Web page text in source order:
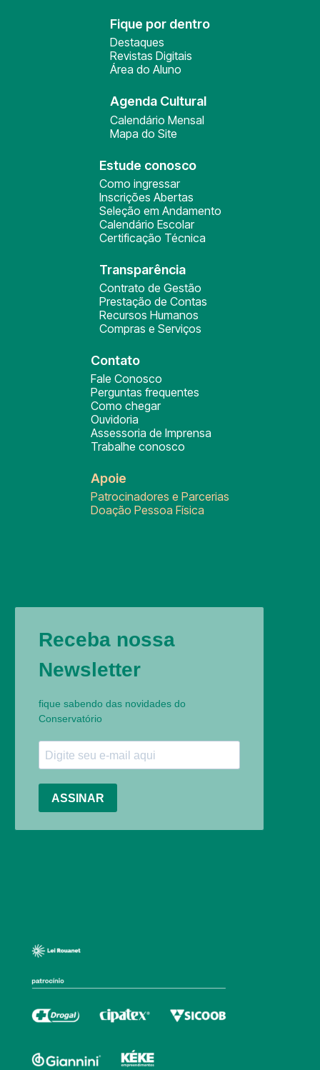
Fique por dentro
Destaques
Revistas Digitais
Área do Aluno
Agenda Cultural
Calendário Mensal
Mapa do Site
Estude conosco
Como ingressar
Inscrições Abertas
Seleção em Andamento
Calendário Escolar
Certificação Técnica
Transparência
Contrato de Gestão
Prestação de Contas
Recursos Humanos
Compras e Serviços
Contato
Fale Conosco
Perguntas frequentes
Como chegar
Ouvidoria
Assessoria de Imprensa
Trabalhe conosco
Apoie
Patrocinadores e Parcerias
Doação Pessoa Física